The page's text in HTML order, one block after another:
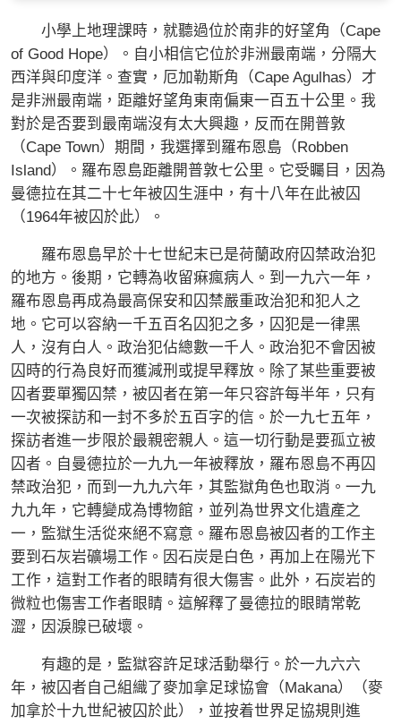
小學上地理課時，就聽過位於南非的好望角（Cape
of Good Hope）。自小相信它位於非洲最南端，分隔大
西洋與印度洋。查實，厄加勒斯角（Cape Agulhas）才
是非洲最南端，距離好望角東南偏東一百五十公里。我
對於是否要到最南端沒有太大興趣，反而在開普敦
（Cape Town）期間，我選擇到羅布恩島（Robben
Island）。羅布恩島距離開普敦七公里。它受矚目，因為
曼德拉在其二十七年被囚生涯中，有十八年在此被囚
（1964年被囚於此）。
羅布恩島早於十七世紀末已是荷蘭政府囚禁政治犯
的地方。後期，它轉為收留痳瘋病人。到一九六一年，
羅布恩島再成為最高保安和囚禁嚴重政治犯和犯人之
地。它可以容納一千五百名囚犯之多，囚犯是一律黑
人，沒有白人。政治犯佔總數一千人。政治犯不會因被
囚時的行為良好而獲減刑或提早釋放。除了某些重要被
囚者要單獨囚禁，被囚者在第一年只容許每半年，只有
一次被探訪和一封不多於五百字的信。於一九七五年，
探訪者進一步限於最親密親人。這一切行動是要孤立被
囚者。自曼德拉於一九九一年被釋放，羅布恩島不再囚
禁政治犯，而到一九九六年，其監獄角色也取消。一九
九九年，它轉變成為博物館，並列為世界文化遺產之
一，監獄生活從來絕不寫意。羅布恩島被囚者的工作主
要到石灰岩礦場工作。因石炭是白色，再加上在陽光下
工作，這對工作者的眼睛有很大傷害。此外，石炭岩的
微粒也傷害工作者眼睛。這解釋了曼德拉的眼睛常乾
澀，因淚腺已破壞。
有趣的是，監獄容許足球活動舉行。於一九六六
年，被囚者自己組織了麥加拿足球協會（Makana）（麥
加拿於十九世紀被囚於此），並按着世界足協規則進